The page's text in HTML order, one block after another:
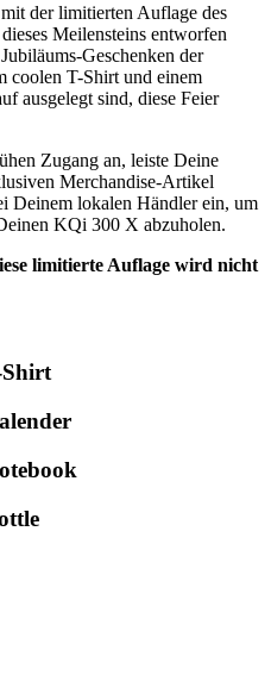
der limitierten Auflage des
Meilensteins entworfen
Geschenken der
coolen T-Shirt und einem
ausgelegt sind, diese Feier
Zugang an, leiste Deine
Merchandise-Artikel
Deinem lokalen Händler ein, um
KQi 300 X abzuholen.
limitierte Auflage wird nicht
Shirt